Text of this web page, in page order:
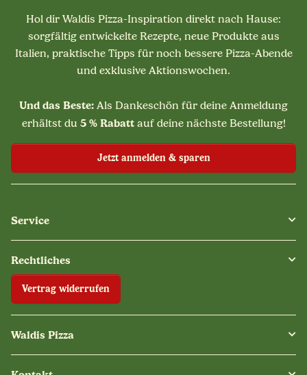
Hol dir Waldis Pizza-Inspiration direkt nach Hause:
sorgfältig entwickelte Rezepte, neue Produkte aus
Italien, praktische Tipps für noch bessere Pizza-Abende
und exklusive Aktionswochen.
Und das Beste: Als Dankeschön für deine Anmeldung
erhältst du 5 % Rabattauf deine nächste Bestellung!
Jetzt anmelden & sparen
Service
Rechtliches
Vertrag widerrufen
Waldis Pizza